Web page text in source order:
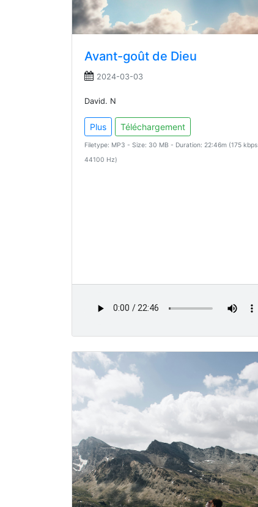
Avant-goût de Dieu
2024-03-03
David. N
Plus Téléchargement
Filetype: MP3 - Size: 30 MB - Duration: 22:46m (175 kbps
44100 Hz)